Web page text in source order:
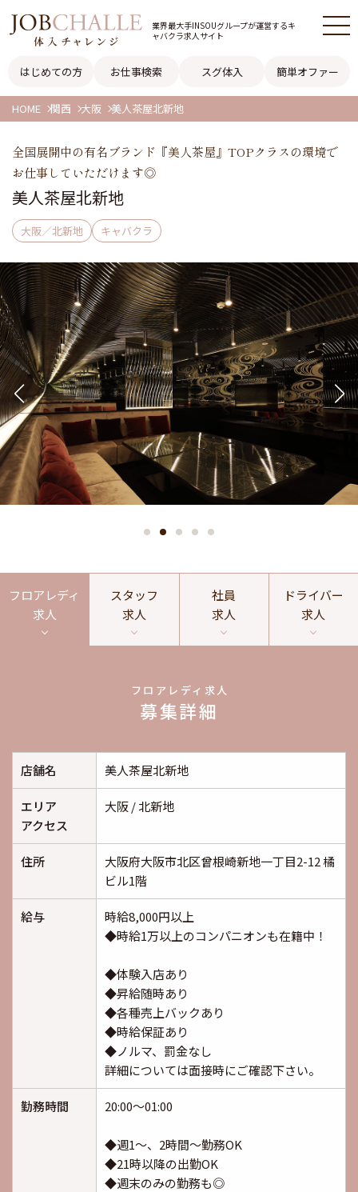
業界最大手INSOUグループが運営するキ
ャバクラ求人サイト
はじめての方 お仕事検索 スグ体入 簡単オファー
HOME 関西 大阪 美人茶屋北新地
全国展開中の有名ブランド『美人茶屋』TOPクラスの環境で
お仕事していただけます◎
美人茶屋北新地
大阪／北新地 キャバクラ
フロアレディ
求人
スタッフ
求人
社員
求人
ドライバー
求人
フロアレディ求人
募集詳細
店舗名 美人茶屋北新地
エリア
アクセス
大阪 / 北新地
住所
大阪府大阪市北区曾根崎新地一丁目2-12 橘
ビル1階
給与
時給8,000円以上
◆時給1万以上のコンパニオンも在籍中！
◆体験入店あり
◆昇給随時あり
◆各種売上バックあり
◆時給保証あり
◆ノルマ、罰金なし
詳細については面接時にご確認下さい。
勤務時間 20:00～01:00
◆週1～、2時間～勤務OK
◆21時以降の出勤OK
◆週末のみの勤務も◎